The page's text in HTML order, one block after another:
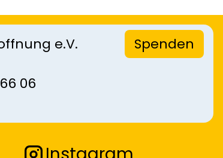
e.V.
06
Spenden